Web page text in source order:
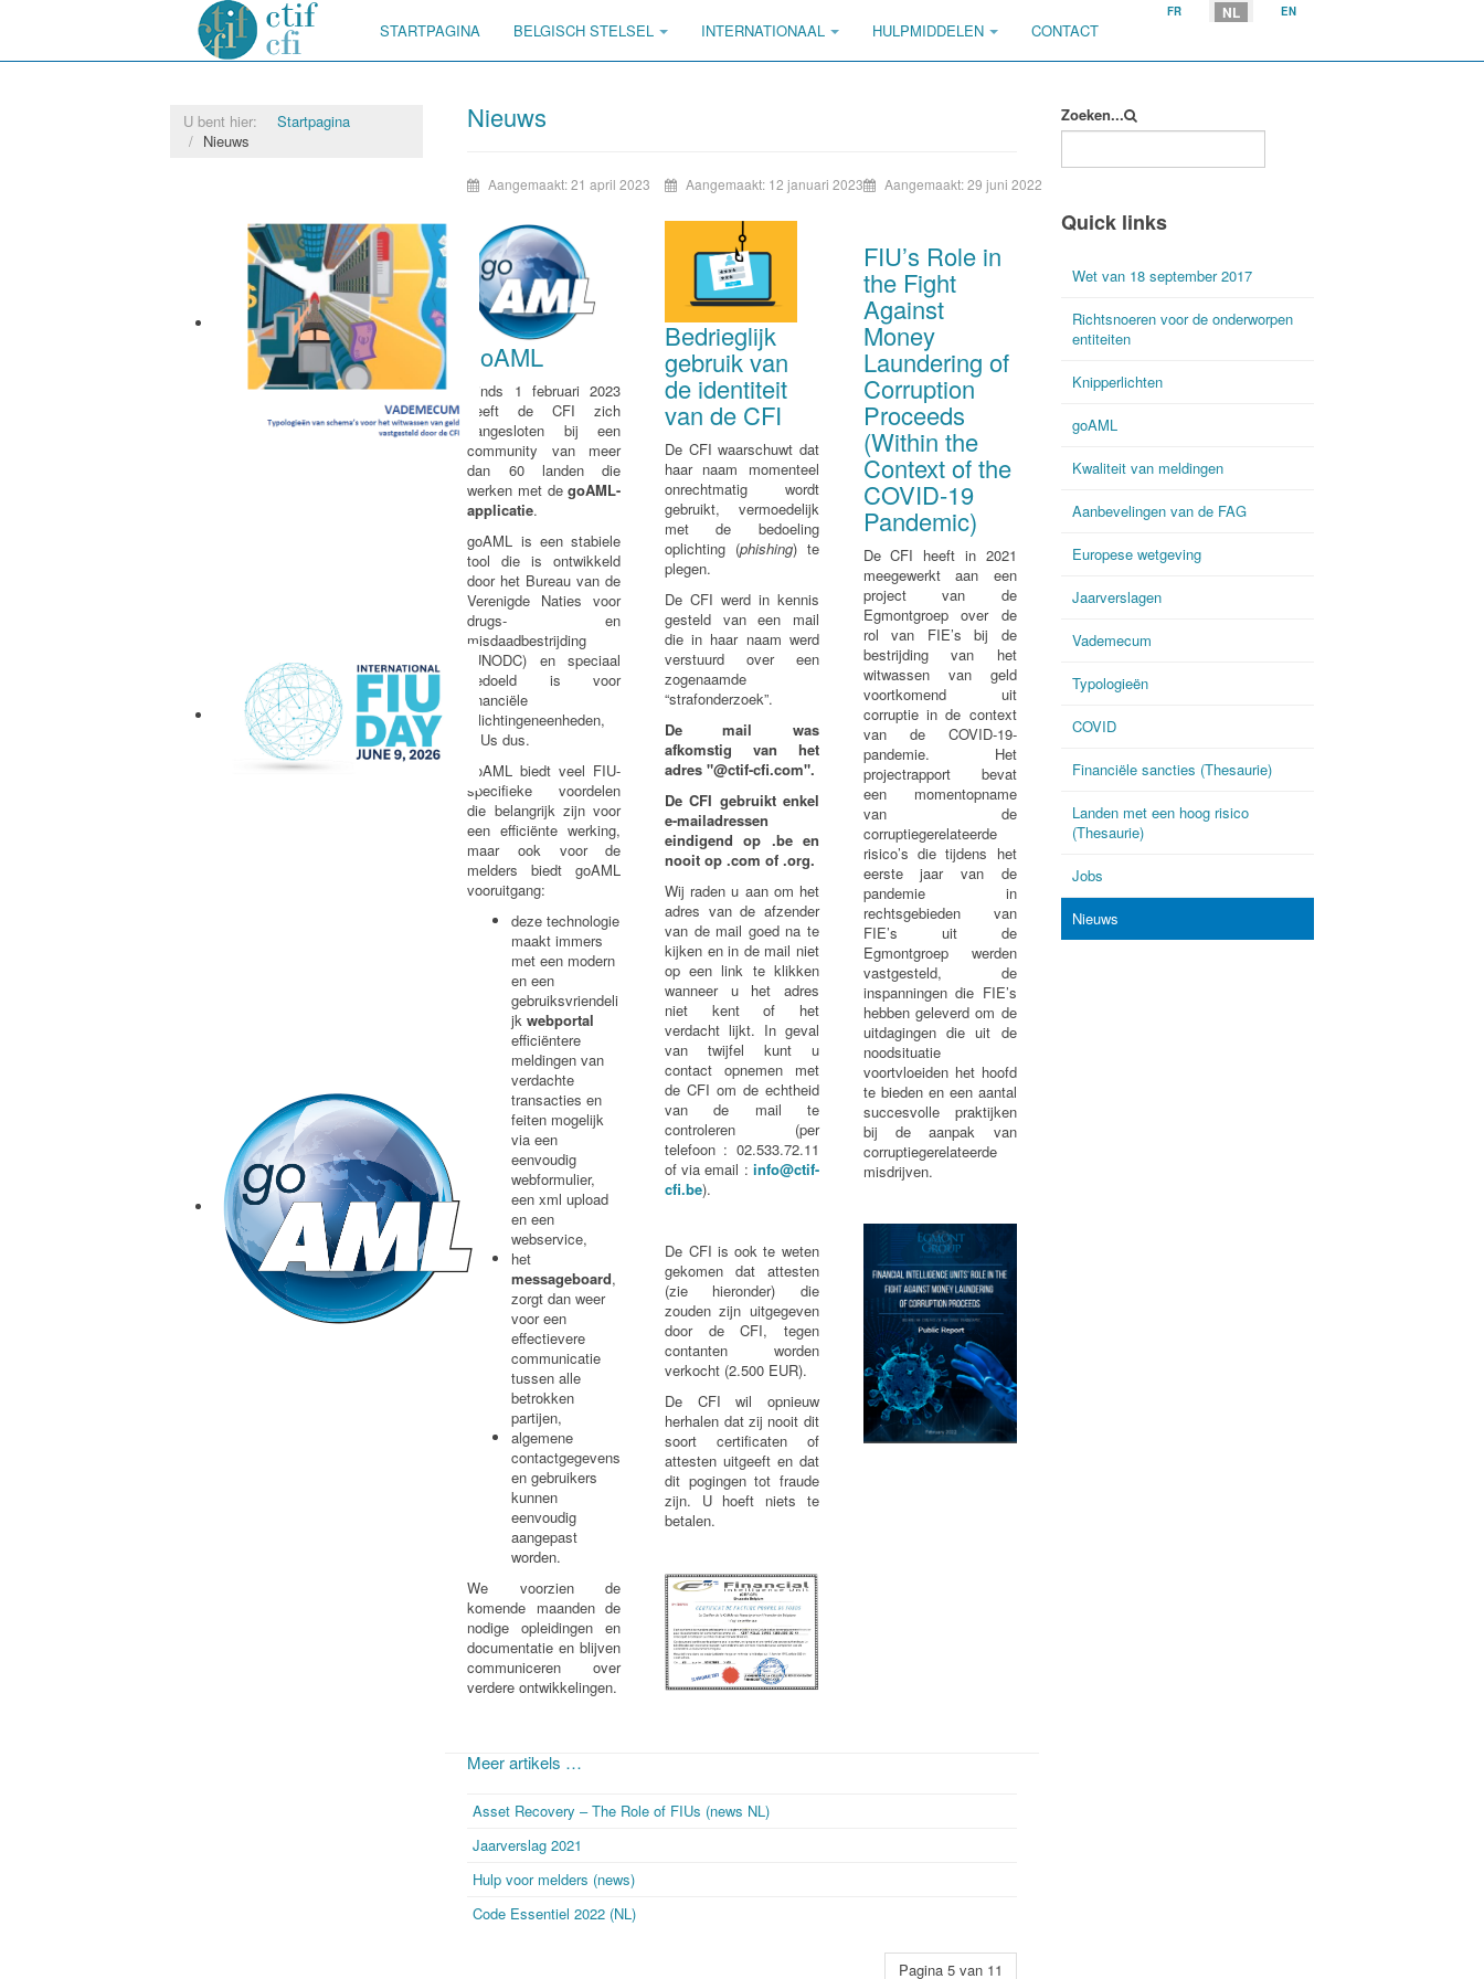
Selecteer uw taal
FR NL EN
STARTPAGINA BELGISCH STELSEL INTERNATIONAAL HULPMIDDELEN CONTACT
Nieuws
Aangemaakt: 21 april 2023
goAML
Sinds 1 februari 2023
heeft de CFI zich
aangesloten bij een
community van meer
dan 60 landen die
werken met degoAML-
applicatie.
goAML is een stabiele
tool die is ontwikkeld
door het Bureau van de
Verenigde Naties voor
drugs- en
misdaadbestrijding
(UNODC) en speciaal
bedoeld is voor
financiële
inlichtingeneenheden,
FIUs dus.
goAML biedt veel FIU-
specifieke voordelen
die belangrijk zijn voor
een efficiënte werking,
maar ook voor de
melders biedt goAML
vooruitgang:
deze technologie
maakt immers
met een modern
en een
gebruiksvriendeli
jkwebportal
efficiëntere
meldingen van
verdachte
transacties en
feiten mogelijk
via een
eenvoudig
webformulier,
een xml upload
en een
webservice,
het
messageboard,
zorgt dan weer
voor een
effectievere
communicatie
tussen alle
betrokken
partijen,
algemene
contactgegevens
en gebruikers
kunnen
eenvoudig
aangepast
worden.
We voorzien de
komende maanden de
nodige opleidingen en
documentatie en blijven
communiceren over
verdere ontwikkelingen.
Aangemaakt: 12 januari 2023
Bedrieglijk
gebruik van
de identiteit
van de CFI
De CFI waarschuwt dat
haar naam momenteel
onrechtmatig wordt
gebruikt, vermoedelijk
met de bedoeling
oplichting (phishing) te
plegen.
De CFI werd in kennis
gesteld van een mail
die in haar naam werd
verstuurd over een
zogenaamde
“strafonderzoek”.
De mail was
afkomstig van het
adres "@ctif-cfi.com".
De CFI gebruikt enkel
e-mailadressen
eindigend op .been
nooit op.com of.org.
Wij raden u aan om het
adres van de afzender
van de mail goed na te
kijken en in de mail niet
op een link te klikken
wanneer u het adres
niet kent of het
verdacht lijkt. In geval
van twijfel kunt u
contact opnemen met
de CFI om de echtheid
van de mail te
controleren (per
telefoon : 02.533.72.11
of via email : info@ctif-
cfi.be).
De CFI is ook te weten
gekomen dat attesten
(zie hieronder) die
zouden zijn uitgegeven
door de CFI, tegen
contanten worden
verkocht (2.500 EUR).
De CFI wil opnieuw
herhalen dat zij nooit dit
soort certificaten of
attesten uitgeeft en dat
dit pogingen tot fraude
zijn. U hoeft niets te
betalen.
Aangemaakt: 29 juni 2022
FIU’s Role in
the Fight
Against
Money
Laundering of
Corruption
Proceeds
(Within the
Context of the
COVID-19
Pandemic)
De CFI heeft in 2021
meegewerkt aan een
project van de
Egmontgroep over de
rol van FIE’s bij de
bestrijding van het
witwassen van geld
voortkomend uit
corruptie in de context
van de COVID-19-
pandemie. Het
projectrapport bevat
een momentopname
van de
corruptiegerelateerde
risico’s die tijdens het
eerste jaar van de
pandemie in
rechtsgebieden van
FIE’s uit de
Egmontgroep werden
vastgesteld, de
inspanningen die FIE’s
hebben geleverd om de
uitdagingen die uit de
noodsituatie
voortvloeiden het hoofd
te bieden en een aantal
succesvolle praktijken
bij de aanpak van
corruptiegerelateerde
misdrijven.
Meer artikels …
Asset Recovery – The Role of FIUs (news NL)
Jaarverslag 2021
Hulp voor melders (news)
Code Essentiel 2022 (NL)
Pagina 5 van 11
U bent hier:
Startpagina
Nieuws
Zoeken...
Quick links
Wet van 18 september 2017
Richtsnoeren voor de onderworpen
entiteiten
Knipperlichten
goAML
Kwaliteit van meldingen
Aanbevelingen van de FAG
Europese wetgeving
Jaarverslagen
Vademecum
Typologieën
COVID
Financiële sancties (Thesaurie)
Landen met een hoog risico
(Thesaurie)
Jobs
Nieuws